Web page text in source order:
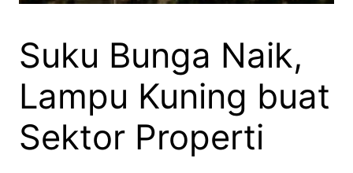
Suku Bunga Naik,
Lampu Kuning buat
Sektor Properti